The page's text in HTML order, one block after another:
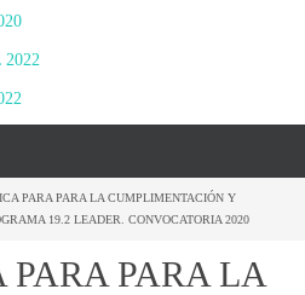
2022
PARA PARA LA CUMPLIMENTACIÓN Y
19.2 LEADER. CONVOCATORIA 2020
PARA LA